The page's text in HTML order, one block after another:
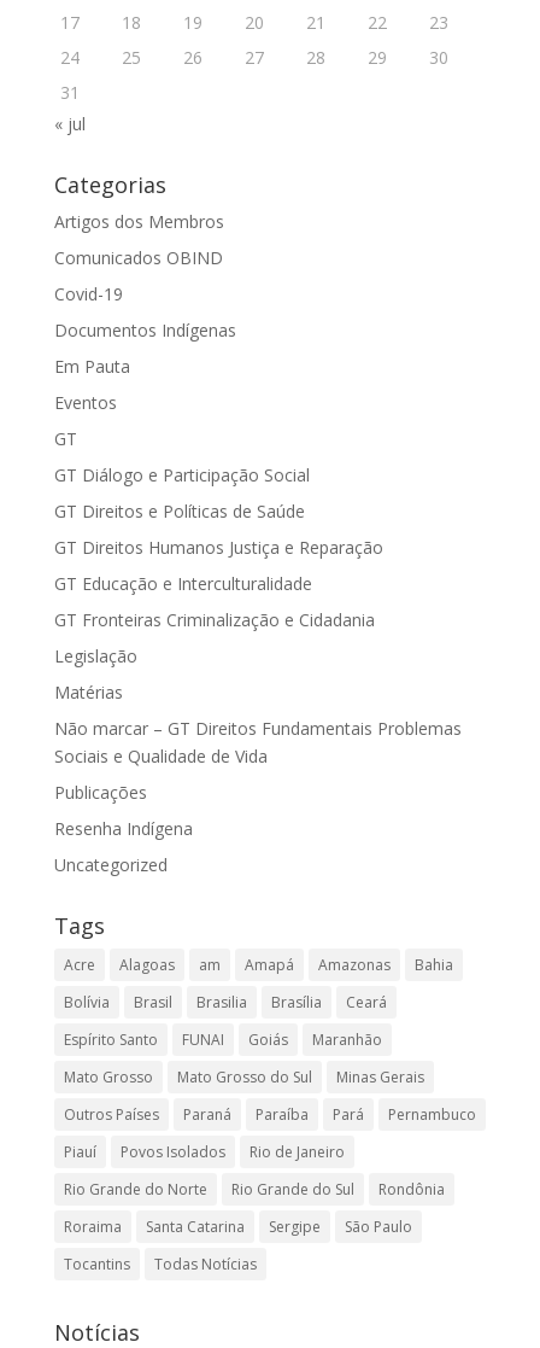
17
18 19 20 21 22
23
24
25 26 27 28 29
30
31
« jul
Categorias
Artigos dos Membros
Comunicados OBIND
Covid-19
Documentos Indígenas
Em Pauta
Eventos
GT
GT Diálogo e Participação Social
GT Direitos e Políticas de Saúde
GT Direitos Humanos Justiça e Reparação
GT Educação e Interculturalidade
GT Fronteiras Criminalização e Cidadania
Legislação
Matérias
Não marcar – GT Direitos Fundamentais Problemas
Sociais e Qualidade de Vida
Publicações
Resenha Indígena
Uncategorized
Tags
Acre Alagoas am Amapá Amazonas
Bahia
Bolívia
Brasil Brasilia Brasília
Ceará
Espírito Santo
FUNAI Goiás
Maranhão
Mato Grosso
Mato Grosso do Sul
Minas Gerais
Outros Países
Paraná Paraíba Pará
Pernambuco
Piauí
Povos Isolados
Rio de Janeiro
Rio Grande do Norte
Rio Grande do Sul
Rondônia
Roraima
Santa Catarina Sergipe
São Paulo
Tocantins
Todas Notícias
Notícias